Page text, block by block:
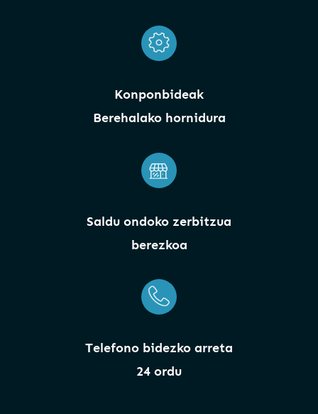
Konponbideak
Berehalako hornidura
Saldu ondoko zerbitzua
berezkoa
Telefono bidezko arreta
24 ordu